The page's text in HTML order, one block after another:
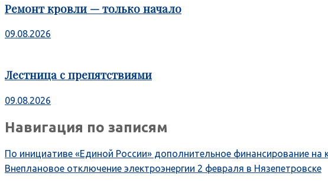
Ремонт кровли — только начало
09.08.2026
Лестница с препятствиями
09.08.2026
Навигация по записям
По инициативе «Единой России» дополнительное финансирование на
Внеплановое отключение электроэнергии 2 февраля в Нязепетровске